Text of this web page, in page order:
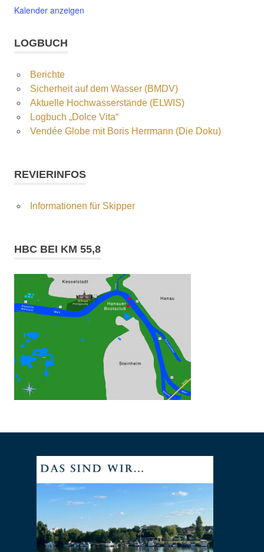
Kalender anzeigen
LOGBUCH
Berichte
Sicherheit auf dem Wasser (BMDV)
Aktuelle Hochwasserstände (ELWIS)
Logbuch „Dolce Vita“
Vendée Globe mit Boris Herrmann (Die Doku)
REVIERINFOS
Informationen für Skipper
HBC BEI KM 55,8